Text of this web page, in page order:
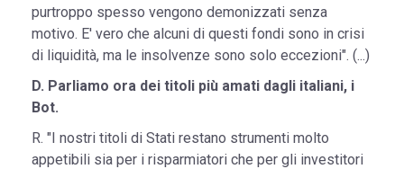
purtroppo spesso vengono demonizzati senza
motivo. E' vero che alcuni di questi fondi sono in crisi
di liquidità, ma le insolvenze sono solo eccezioni". (...)
D. Parliamo ora dei titoli più amati dagli italiani, i
Bot.
R. "I nostri titoli di Stati restano strumenti molto
appetibili sia per i risparmiatori che per gli investitori